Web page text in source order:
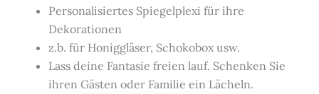
Personalisiertes Spiegelplexi für ihre
Dekorationen
z.b. für Honiggläser, Schokobox usw.
Lass deine Fantasie freien lauf. Schenken Sie
ihren Gästen oder Familie ein Lächeln.